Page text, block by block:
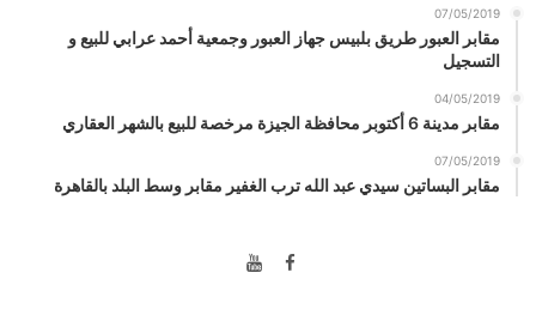
07/05/2019
مقابر العبور طريق بلبيس جهاز العبور وجمعية أحمد عرابي للبيع و
التسجيل
04/05/2019
مقابر مدينة 6 أكتوبر محافظة الجيزة مرخصة للبيع بالشهر العقاري
07/05/2019
مقابر البساتين سيدي عبد الله ترب الغفير مقابر وسط البلد بالقاهرة